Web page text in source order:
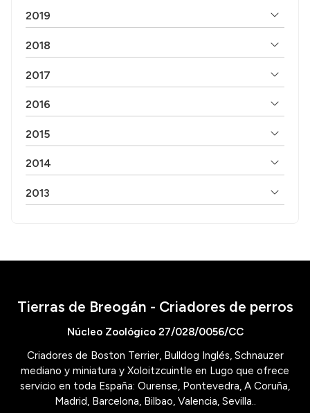
2019
2018
2017
2016
2015
2014
2013
Tierras de Breogán - Criadores de perros
Núcleo Zoológico 27/028/0056/CC
Criadores de Boston Terrier, Bulldog Inglés, Schnauzer
mediano y miniatura y Xoloitzcuintle en Lugo que ofrece
servicio en toda España: Ourense, Pontevedra, A Coruña,
Madrid, Barcelona, Bilbao, Valencia, Sevilla..